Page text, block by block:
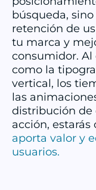
búsqueda,
retención de
tu marca y
consumidor. Al
como la
vertical, los
las
distribución de
acción, estarás
aporta valor y
usuarios.